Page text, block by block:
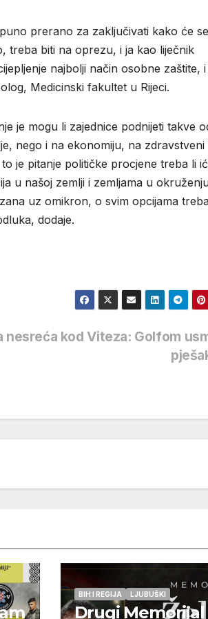
prerano za zaključivati kako će se
treba biti na oprezu, i ja kao liječnik
najbolji način osobne zaštite, i
Medicinski fakultet u Rijeci.
je mogu li zajednice podnijeti takve
nego i na ekonomiju, na zdravstveni
je pitanje političke procjene treba li
u našoj zemlji i zemljama u
uz omikron, o svim opcijama
dodaje.
nesreća kod Viteza: Golfom
BIH I REGIJA LJUBUŠKI
Drugi Memorijal